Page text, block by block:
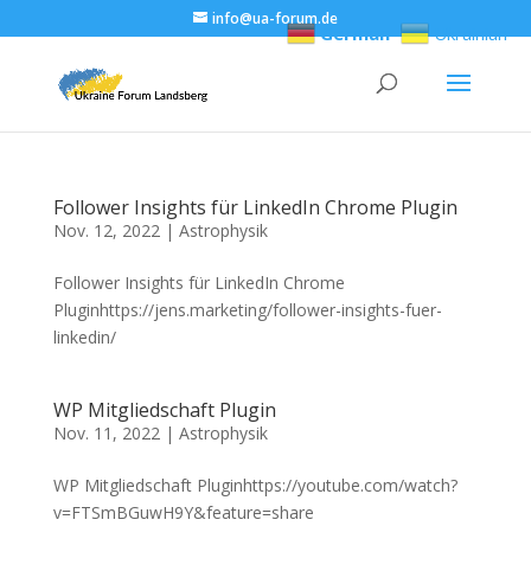
info@ua-forum.de
Follower Insights für LinkedIn Chrome Plugin
Nov. 12, 2022| Astrophysik
Follower Insights für LinkedIn Chrome
Pluginhttps://jens.marketing/follower-insights-fuer-
linkedin/
WP Mitgliedschaft Plugin
Nov. 11, 2022| Astrophysik
WP Mitgliedschaft Pluginhttps://youtube.com/watch?
v=FTSmBGuwH9Y&feature=share
German Ukrainian